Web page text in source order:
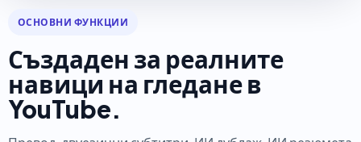
ОСНОВНИ ФУНКЦИИ
Създаден за реалните
навици на гледане в
YouTube.